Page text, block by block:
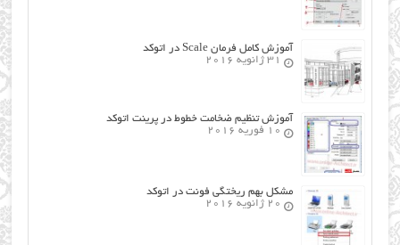
آموزش کامل فرمان Scale در اتوکد
31 ژانویه 2016
آموزش تنظیم ضخامت خطوط در پرینت اتوکد
10 فوریه 2016
مشکل بهم ریختگی فونت در اتوکد
20 ژانویه 2016